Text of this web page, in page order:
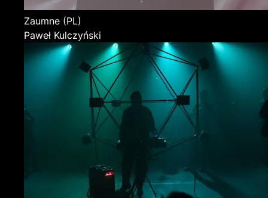
Zaumne (PL)
Paweł Kulczyński